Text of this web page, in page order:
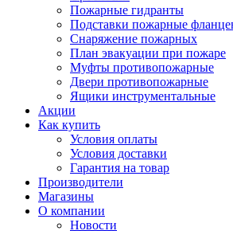
Пожарные гидранты
Подставки пожарные
Снаряжение пожарных
План эвакуации при пожаре
Муфты противопожарные
Двери противопожарные
Ящики инструментальные
Акции
Как купить
Условия оплаты
Условия доставки
Гарантия на товар
Производители
Магазины
О компании
Новости